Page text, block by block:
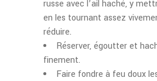
russe avec l’ail haché, y
en les tournant assez
réduire.
Réserver, égoutter et
finement.
Faire fondre à feu doux